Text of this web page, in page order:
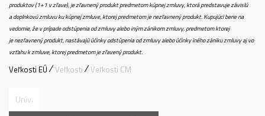
produktov (1+1 v zľave), je zľavnený produkt predmetom kúpnej zmluvy, ktorá predstavuje závislú
a doplnkovú zmluvu ku kúpnej zmluve, ktorej predmetom je nezľavnený produkt. Kupujúci berie na
vedomie, že v prípade odstúpenia od zmluvy alebo iným zánikom zmluvy, predmetom ktorej
je nezľavnený produkt, nastávajú účinky odstúpenia od zmluvy alebo účinky iného zániku zmluvy aj vo
vzťahu k zmluve, ktorej predmetom je zľavený produkt.
Veľkosti EÚ Veľkosti Veľkosti CM
Univ.